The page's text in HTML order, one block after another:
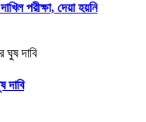
পরীক্ষা, দেয়া হয়নি
দাবি